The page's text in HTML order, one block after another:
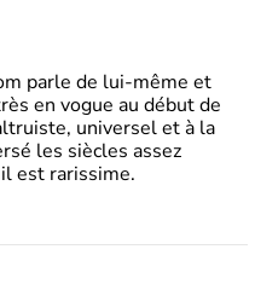
parle de lui-même et
en vogue au début de
universel et à la
les siècles assez
est rarissime.